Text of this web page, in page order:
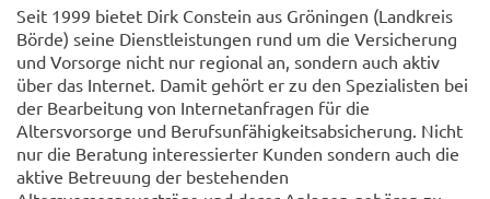
Seit 1999 bietet Dirk Constein aus Gröningen (Landkreis
Börde) seine Dienstleistungen rund um die Versicherung
und Vorsorge nicht nur regional an, sondern auch aktiv
über das Internet. Damit gehört er zu den Spezialisten bei
der Bearbeitung von Internetanfragen für die
Altersvorsorge und Berufsunfähigkeitsabsicherung. Nicht
nur die Beratung interessierter Kunden sondern auch die
aktive Betreuung der bestehenden